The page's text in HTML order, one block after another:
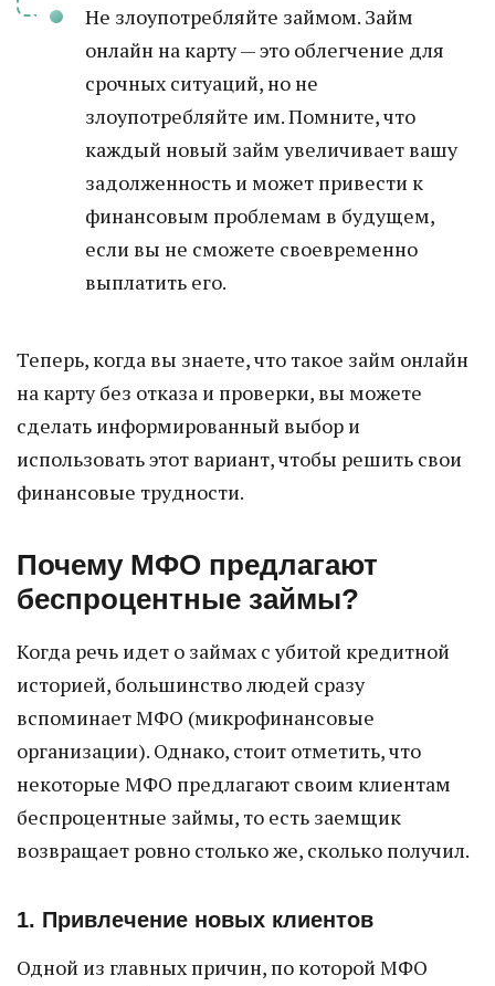
Не злоупотребляйте займом. Займ
онлайн на карту — это облегчение для
срочных ситуаций, но не
злоупотребляйте им. Помните, что
каждый новый займ увеличивает вашу
задолженность и может привести к
финансовым проблемам в будущем,
если вы не сможете своевременно
выплатить его.
Теперь, когда вы знаете, что такое займ онлайн
на карту без отказа и проверки, вы можете
сделать информированный выбор и
использовать этот вариант, чтобы решить свои
финансовые трудности.
Почему МФО предлагают
беспроцентные займы?
Когда речь идет о займах с убитой кредитной
историей, большинство людей сразу
вспоминает МФО (микрофинансовые
организации). Однако, стоит отметить, что
некоторые МФО предлагают своим клиентам
беспроцентные займы, то есть заемщик
возвращает ровно столько же, сколько получил.
1. Привлечение новых клиентов
Одной из главных причин, по которой МФО